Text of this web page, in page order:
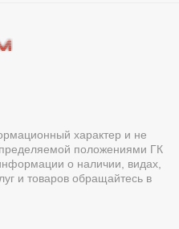
характер и не
положениями ГК
о наличии, видах,
и товаров обращайтесь в